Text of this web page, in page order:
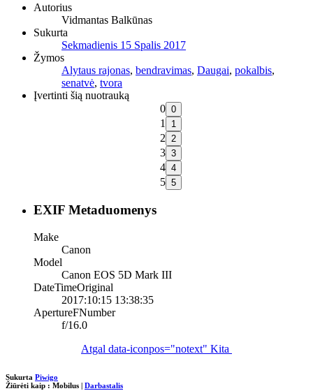
Autorius
Vidmantas Balkūnas
Sukurta
Sekmadienis 15 Spalis 2017
Žymos
Alytaus rajonas, bendravimas, Daugai, pokalbis,
senatvė, tvora
Įvertinti šią nuotrauką
0
1
2
3
4
5
EXIF Metaduomenys
Make
Canon
Model
Canon EOS 5D Mark III
DateTimeOriginal
2017:10:15 13:38:35
ApertureFNumber
f/16.0
Atgal data-iconpos="notext" Kita
Sukurta Piwigo
Žiūrėti kaip : Mobilus | Darbastalis